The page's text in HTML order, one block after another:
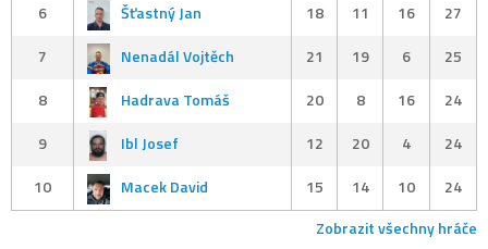
6
Šťastný Jan 18 11 16
27
7
Nenadál Vojtěch 21 19 6
25
8
Hadrava Tomáš 20 8 16
24
9
Ibl Josef 12 20 4
24
10
Macek David 15 14 10
24
Zobrazit všechny hráče